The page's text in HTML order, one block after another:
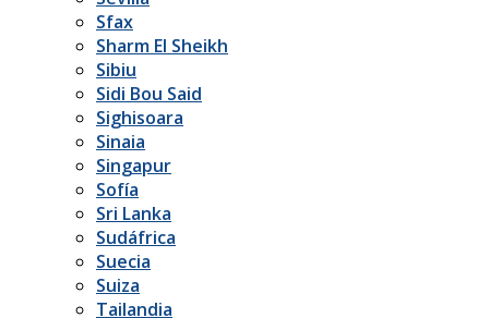
Sfax
Sharm El Sheikh
Sibiu
Sidi Bou Said
Sighisoara
Sinaia
Singapur
Sofía
Sri Lanka
Sudáfrica
Suecia
Suiza
Tailandia